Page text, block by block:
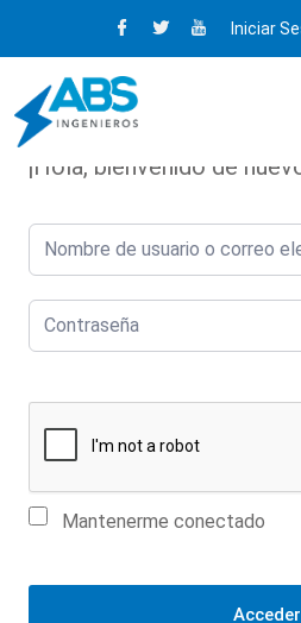
Iniciar
¡Hola, bienvenido de
Mantenerme conectado
Acceder